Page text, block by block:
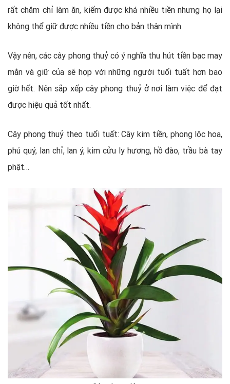
rất chăm chỉ làm ăn, kiếm được khá nhiều tiền nhưng họ lại
không thể giữ được nhiều tiền cho bản thân mình.
Vậy nên, các cây phong thuỷ có ý nghĩa thu hút tiền bạc may
mắn và giữ của sẽ hợp với những người tuổi tuất hơn bao
giờ hết. Nên sắp xếp cây phong thuỷ ở nơi làm việc để đạt
được hiệu quả tốt nhất.
Cây phong thuỷ theo tuổi tuất: Cây kim tiền, phong lộc hoa,
phú quý, lan chỉ, lan ý, kim cửu ly hương, hồ đào, trầu bà tay
phật…